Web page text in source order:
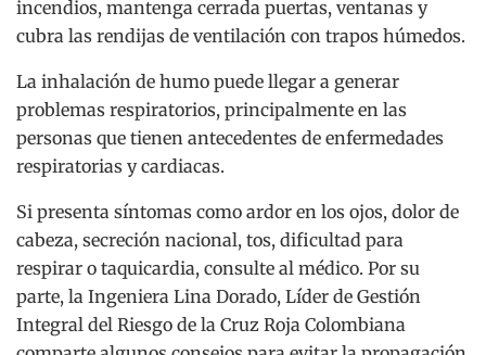
incendios, mantenga cerrada puertas, ventanas y
cubra las rendijas de ventilación con trapos húmedos.
La inhalación de humo puede llegar a generar
problemas respiratorios, principalmente en las
personas que tienen antecedentes de enfermedades
respiratorias y cardiacas.
Si presenta síntomas como ardor en los ojos, dolor de
cabeza, secreción nacional, tos, dificultad para
respirar o taquicardia, consulte al médico. Por su
parte, la Ingeniera Lina Dorado, Líder de Gestión
Integral del Riesgo de la Cruz Roja Colombiana